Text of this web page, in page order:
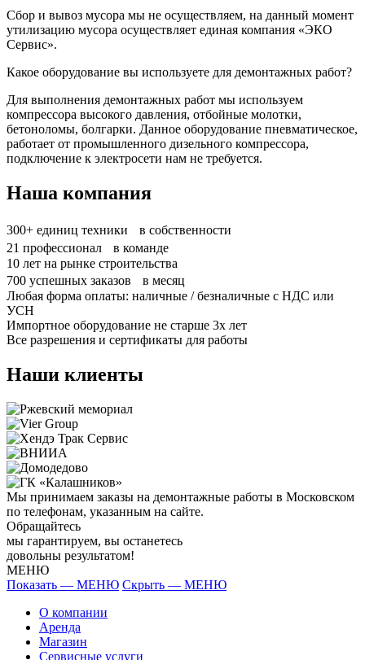
Сбор и вывоз мусора мы не осуществляем, на данный момент
утилизацию мусора осуществляет единая компания «ЭКО
Сервис».
Какое оборудование вы используете для демонтажных работ?
Для выполнения демонтажных работ мы используем
компрессора высокого давления, отбойные молотки,
бетоноломы, болгарки. Данное оборудование пневматическое,
работает от промышленного дизельного компрессора,
подключение к электросети нам не требуется.
Наша компания
300+ единиц техники в собственности
21 профессионал в команде
10 лет на рынке строительства
700 успешных заказов в месяц
Любая форма оплаты: наличные / безналичные с НДС или
УСН
Импортное оборудование не старше 3х лет
Все разрешения и сертификаты для работы
Наши клиенты
Мы принимаем заказы на демонтажные работы в Московском
по телефонам, указанным на сайте.
Обращайтесь
мы гарантируем, вы останетесь
довольны результатом!
МЕНЮ
Показать — МЕНЮ Скрыть — МЕНЮ
О компании
Аренда
Магазин
Сервисные услуги